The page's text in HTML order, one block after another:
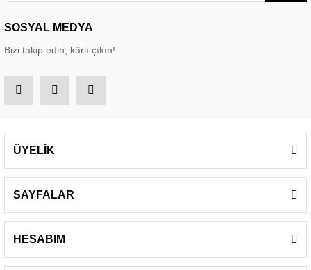
SOSYAL MEDYA
Bizi takip edin, kârlı çıkın!
ÜYELİK
SAYFALAR
HESABIM